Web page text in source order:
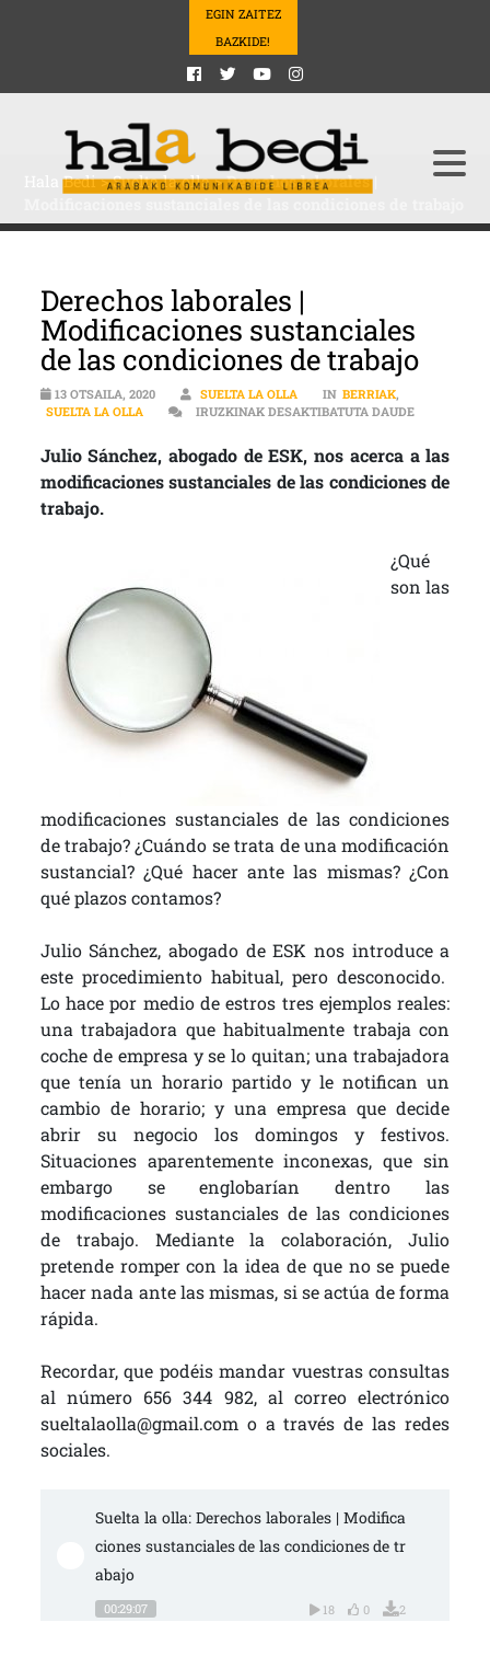
EGIN ZAITEZ
BAZKIDE!
Hala Bedi>Suelta la olla>Derechos laborales |
Derechos laborales |
Modificaciones sustanciales
de las condiciones de trabajo
13 OTSAILA, 2020 SUELTA LA OLLA IN BERRIAK,
SUELTA LA OLLA
IRUZKINAK DESAKTIBATUTA DAUDEDERECHOS
Julio Sánchez, abogado de ESK, nos acerca a las
modificaciones sustanciales de las condiciones de
trabajo.
¿Qué
son las
modificaciones sustanciales de las condiciones
de trabajo? ¿Cuándo se trata de una modificación
sustancial? ¿Qué hacer ante las mismas? ¿Con
qué plazos contamos?
Julio Sánchez, abogado de ESK nos introduce a
este procedimiento habitual, pero desconocido.
Lo hace por medio de estros tres ejemplos reales:
una trabajadora que habitualmente trabaja con
coche de empresa y se lo quitan; una trabajadora
que tenía un horario partido y le notifican un
cambio de horario; y una empresa que decide
abrir su negocio los domingos y festivos.
Situaciones aparentemente inconexas, que sin
embargo se englobarían dentro las
modificaciones sustanciales de las condiciones
de trabajo. Mediante la colaboración, Julio
pretende romper con la idea de que no se puede
hacer nada ante las mismas, si se actúa de forma
rápida.
Recordar, que podéis mandar vuestras consultas
al número 656 344 982, al correo electrónico
sueltalaolla@gmail.com o a través de las redes
sociales.
Suelta la olla: Derechos laborales | Modifica
ciones sustanciales de las condiciones de tr
abajo
00:29:07 18 0 2